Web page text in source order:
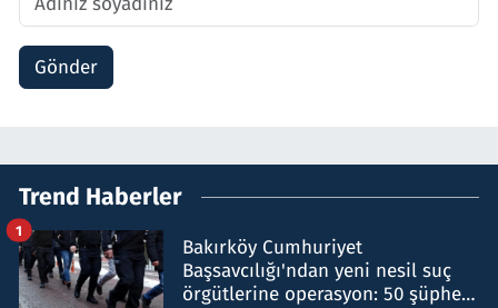
Gönder
Trend Haberler
Bakırköy Cumhuriyet
Başsavcılığı'ndan yeni nesil suç
örgütlerine operasyon: 50 şüpheli
1